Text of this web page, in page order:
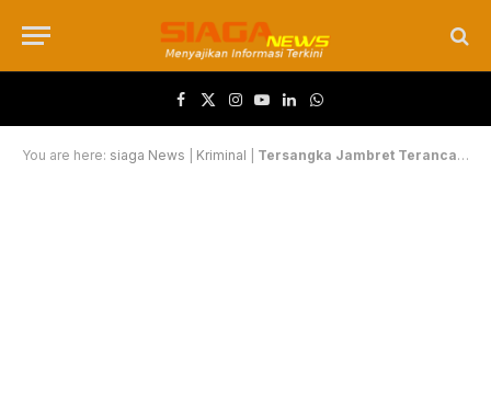
Facebook
X (Twitter)
Instagram
YouTube
LinkedInWhatsApp
You are here: siaga News Kriminal Tersangka Jambret Terancam Hukuman Berat